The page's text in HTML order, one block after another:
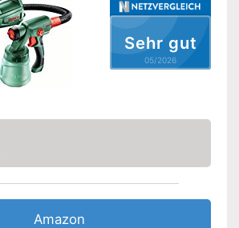
Sehr gut
05/2026
Amazon